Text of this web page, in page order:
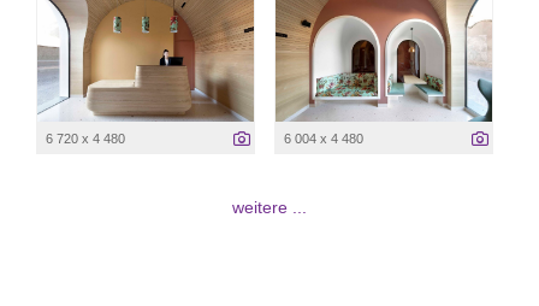
6 720 x 4 480 6 004 x 4 480
weitere ...